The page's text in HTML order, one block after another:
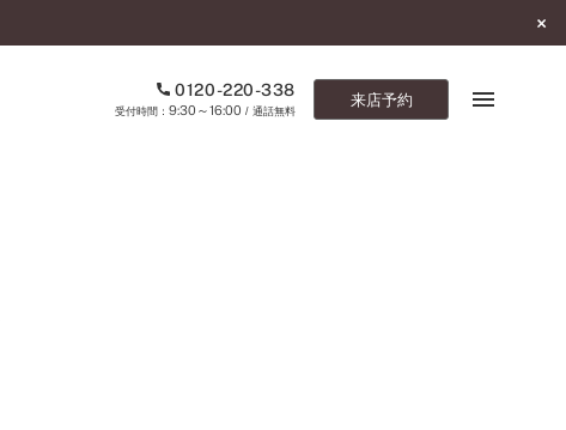
0120-220-338
9:30～16:00/ 通話無料
来店予約